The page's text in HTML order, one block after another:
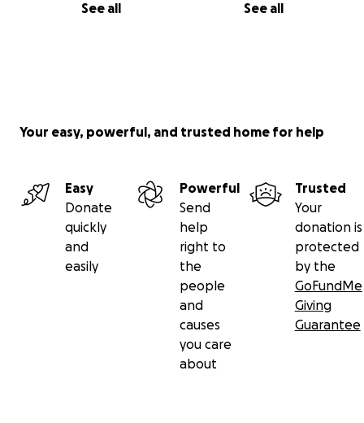
See all See all
Your easy, powerful, and trusted home for help
Easy
Donate
quickly
and
easily
Powerful
Send
help
right to
the
people
and
causes
you care
about
Trusted
Your
donation is
protected
by the
GoFundMe
Giving
Guarantee